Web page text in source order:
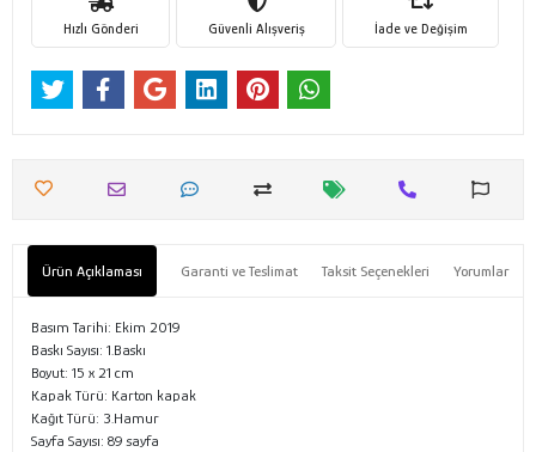
Hızlı Gönderi Güvenli Alışveriş İade ve Değişim
Ürün Açıklaması Garanti ve Teslimat Taksit Seçenekleri Yorumlar
Basım Tarihi: Ekim 2019
Baskı Sayısı: 1.Baskı
Boyut: 15 x 21 cm
Kapak Türü: Karton kapak
Kağıt Türü: 3.Hamur
Sayfa Sayısı: 89 sayfa